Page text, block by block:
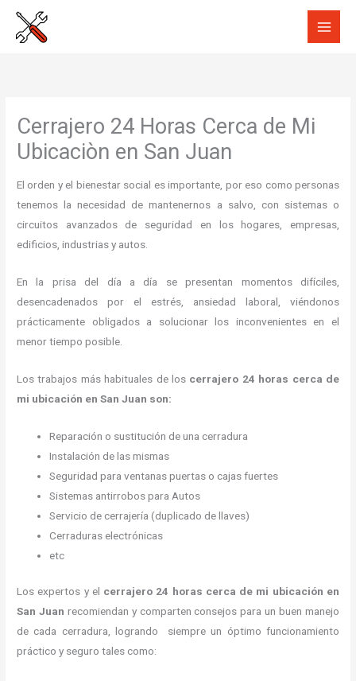
Cerrajero 24 Horas Cerca de Mi
Ubicaciòn en San Juan
El orden y el bienestar social es importante, por eso como personas
tenemos la necesidad de mantenernos a salvo, con sistemas o
circuitos avanzados de seguridad en los hogares, empresas,
edificios, industrias y autos.
En la prisa del día a día se presentan momentos difíciles,
desencadenados por el estrés, ansiedad laboral, viéndonos
prácticamente obligados a solucionar los inconvenientes en el
menor tiempo posible.
Los trabajos más habituales de los cerrajero 24 horas cerca de
mi ubicación en San Juan son:
Reparación o sustitución de una cerradura
Instalación de las mismas
Seguridad para ventanas puertas o cajas fuertes
Sistemas antirrobos para Autos
Servicio de cerrajería (duplicado de llaves)
Cerraduras electrónicas
etc
Los expertos y el cerrajero 24 horas cerca de mi ubicación en
San Juan recomiendan y comparten consejos para un buen manejo
de cada cerradura, logrando siempre un óptimo funcionamiento
práctico y seguro tales como: